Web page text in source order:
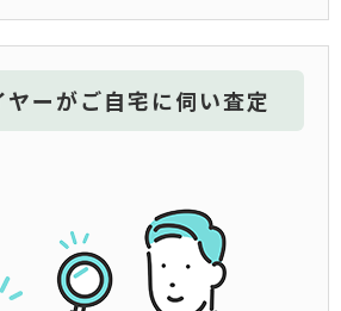
ヤーがご自宅に伺い査定